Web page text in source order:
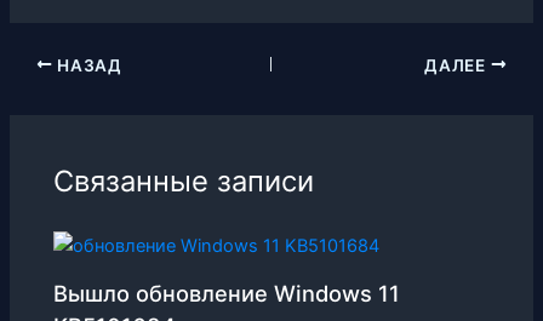
НАЗАД ДАЛЕЕ
Связанные записи
Вышло обновление Windows 11